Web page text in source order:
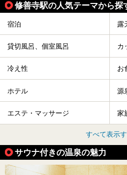
修善寺駅の人気テーマから探
宿泊 露
貸切風呂、個室風呂 カ
冷え性 お
ホテル 源
エステ・マッサージ 家
すべて表示
サウナ付きの温泉の魅力